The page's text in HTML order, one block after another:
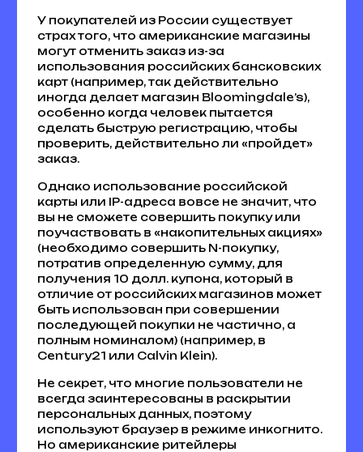
У покупателей из России существует
страх того, что американские магазины
могут отменить заказ из-за
использования российских бансковских
карт (например, так действительно
иногда делает магазин Bloomingdale’s),
особенно когда человек пытается
сделать быструю регистрацию, чтобы
проверить, действительно ли «пройдет»
заказ.
Однако использование российской
карты или IP-адреса вовсе не значит, что
вы не сможете совершить покупку или
поучаствовать в «накопительных акциях»
(необходимо совершить N-покупку,
потратив определенную сумму, для
получения 10 долл. купона, который в
отличие от российских магазинов может
быть использован при совершении
последующей покупки не частично, а
полным номиналом) (например, в
Century21 или Calvin Klein).
Не секрет, что многие пользователи не
всегда заинтересованы в раскрытии
персональных данных, поэтому
используют браузер в режиме инкогнито.
Но американские ритейлеры